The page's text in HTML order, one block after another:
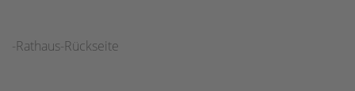
-Rathaus-Rückseite